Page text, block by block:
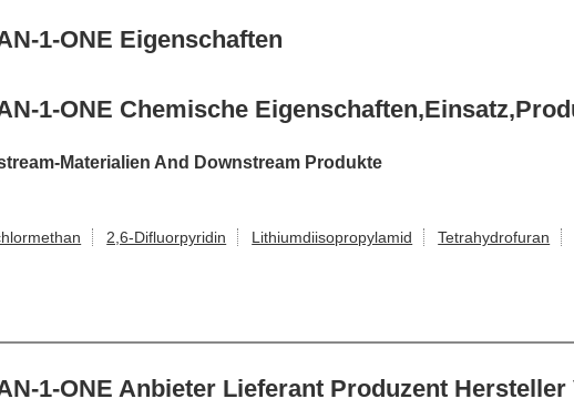
1-ONE Eigenschaften
1-ONE Chemische
Materialien And Downstream Produkte
2,6-Difluorpyridin Lithiumdiisopropylamid Tetrahydrofuran
1-ONE Anbieter Lieferant Produzent